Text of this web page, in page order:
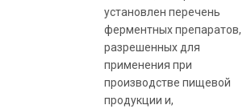
установлен перечень
ферментных препаратов,
разрешенных для
применения при
производстве пищевой
продукции и,